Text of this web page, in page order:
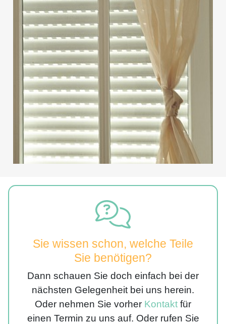
Sie wissen schon, welche Teile
Sie benötigen?
Dann schauen Sie doch einfach bei der
nächsten Gelegenheit bei uns herein.
Oder nehmen Sie vorher Kontakt für
einen Termin zu uns auf. Oder rufen Sie